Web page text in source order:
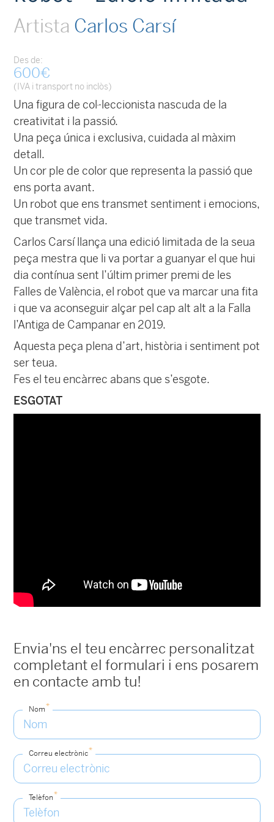
Artista Carlos Carsí
Des de:
600€
(IVA i transport no inclòs)
Una figura de col·leccionista nascuda de la
creativitat i la passió.
Una peça única i exclusiva, cuidada al màxim
detall.
Un cor ple de color que representa la passió que
ens porta avant.
Un robot que ens transmet sentiment i emocions,
que transmet vida.
Carlos Carsí llança una edició limitada de la seua
peça mestra que li va portar a guanyar el que hui
dia contínua sent l’últim primer premi de les
Falles de València, el robot que va marcar una fita
i que va aconseguir alçar pel cap alt alt a la Falla
l’Antiga de Campanar en 2019.
Aquesta peça plena d’art, història i sentiment pot
ser teua.
Fes el teu encàrrec abans que s’esgote.
ESGOTAT
Envia'ns el teu encàrrec personalitzat
completant el formulari i ens posarem
en contacte amb tu!
Nom*
Correu electrònic*
Telèfon*